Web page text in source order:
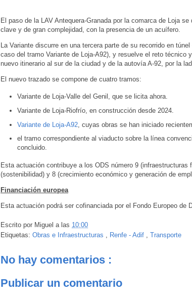
El paso de la LAV Antequera-Granada por la comarca de Loja se
clave y de gran complejidad, con la presencia de un acuífero.
La Variante discurre en una tercera parte de su recorrido en
caso del tramo Variante de Loja-A92), y resuelve el reto técnico
nuevo itinerario al sur de la ciudad y de la autovía A-92, por la
El nuevo trazado se compone de cuatro tramos:
Variante de Loja-Valle del Genil, que se licita ahora.
Variante de Loja-Riofrío, en construcción desde 2024.
Variante de Loja-A92, cuyas obras se han iniciado
el tramo correspondiente al viaducto sobre la línea
concluido.
Esta actuación contribuye a los ODS número 9
(sostenibilidad) y 8 (crecimiento económico y generación de
Financiación europea
Esta actuación podrá ser cofinanciada por el Fondo Europeo de
Escrito por Miguel a las 10:00
Etiquetas: Obras e Infraestructuras , Renfe - Adif , Transporte
No hay comentarios :
Publicar un comentario